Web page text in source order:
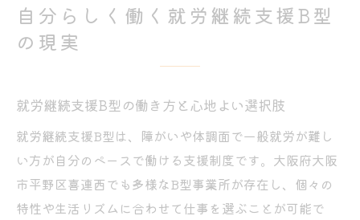
大阪市平野区喜連西におけるB型の労働環境を
知る
は
B型事業所の作業内容と利用者の声を紹介
大阪市のB型作業所で重視される支援体制
パソコン作業や軽作業の選択肢と特徴
無理なく通えるB型事業所選びのポイント
自分らしく働く就労継続支援B型
の現実
就労継続支援B型の働き方と心地よい選択肢
就労継続支援B型は、障がいや体調面で一般就労が難し
い方が自分のペースで働ける支援制度です。大阪府大阪
市平野区喜連西でも多様なB型事業所が存在し、個々の
特性や生活リズムに合わせて仕事を選ぶことが可能で